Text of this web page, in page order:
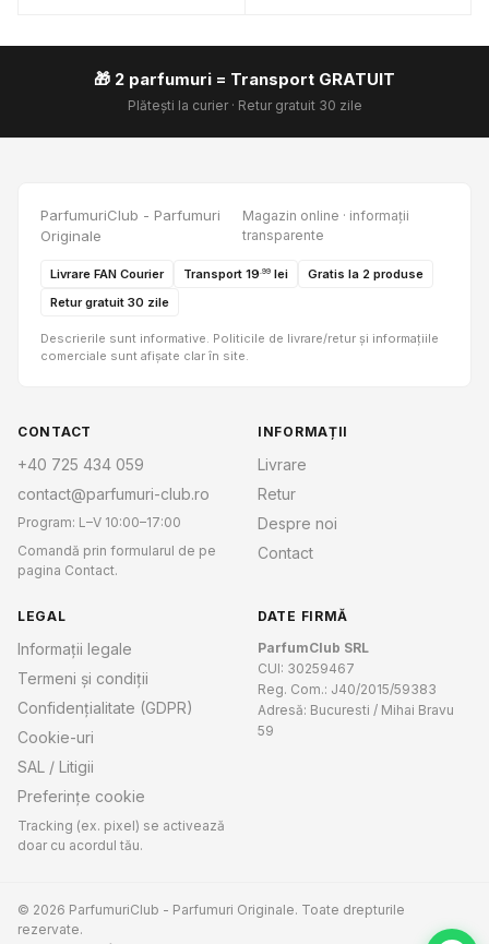
🎁 2 parfumuri = Transport GRATUIT
Plătești la curier · Retur gratuit 30 zile
ParfumuriClub - Parfumuri
Originale
Magazin online · informații
transparente
Livrare FAN Courier Transport 19.99 lei
Gratis la 2 produse
Retur gratuit 30 zile
Descrierile sunt informative. Politicile de livrare/retur și informațiile
comerciale sunt afișate clar în site.
CONTACT
+40 725 434 059
contact@parfumuri-club.ro
Program: L–V 10:00–17:00
Comandă prin formularul de pe
pagina Contact.
INFORMAȚII
Livrare
Retur
Despre noi
Contact
LEGAL
Informații legale
Termeni și condiții
Confidențialitate (GDPR)
Cookie-uri
SAL / Litigii
Preferințe cookie
Tracking (ex. pixel) se activează
doar cu acordul tău.
DATE FIRMĂ
ParfumClub SRL
CUI: 30259467
Reg. Com.: J40/2015/59383
Adresă: Bucuresti / Mihai Bravu
59
© 2026 ParfumuriClub - Parfumuri Originale. Toate drepturile
rezervate.